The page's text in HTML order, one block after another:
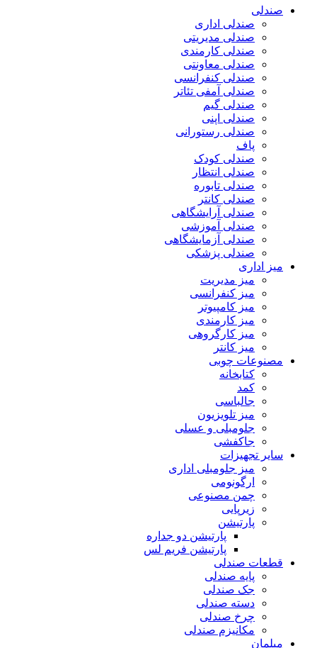
صندلی
صندلی اداری
صندلی مدیریتی
صندلی کارمندی
صندلی معاونتی
صندلی کنفرانسی
صندلی آمفی تئاتر
صندلی گیم
صندلی اپنی
صندلی رستورانی
پاف
صندلی کودک
صندلی انتظار
صندلی تابوره
صندلی کانتر
صندلی آرایشگاهی
صندلی آموزشی
صندلی آزمایشگاهی
صندلی پزشکی
میز اداری
میز مدیریت
میز کنفرانسی
میز کامپیوتر
میز کارمندی
میز کارگروهی
میز کانتر
مصنوعات چوبی
کتابخانه
کمد
جالباسی
میز تلویزیون
جلومبلی و عسلی
جاکفشی
سایر تجهیزات
میز جلومبلی اداری
ارگونومی
چمن مصنوعی
زیرپایی
پارتیشن
پارتیشن دو جداره
پارتیشن فریم لس
قطعات صندلی
پایه صندلی
جک صندلی
دسته صندلی
چرخ صندلی
مکانیزم صندلی
مبلمان